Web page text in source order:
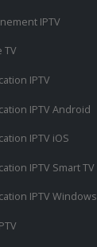
IPTV
TV
IPTV
IPTV Android
IPTV iOS
IPTV Smart TV
IPTV Windows